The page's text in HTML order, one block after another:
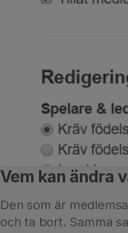
Vem kan ändra
Den som är
och ta bort. Samma